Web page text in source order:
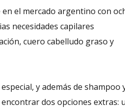
en el mercado argentino con
necesidades capilares
cuero cabelludo graso y
y además de shampoo
dos opciones extras: